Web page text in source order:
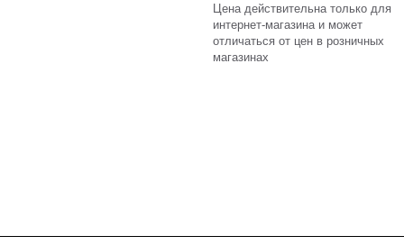
Цена действительна только для
интернет-магазина и может
отличаться от цен в розничных
магазинах